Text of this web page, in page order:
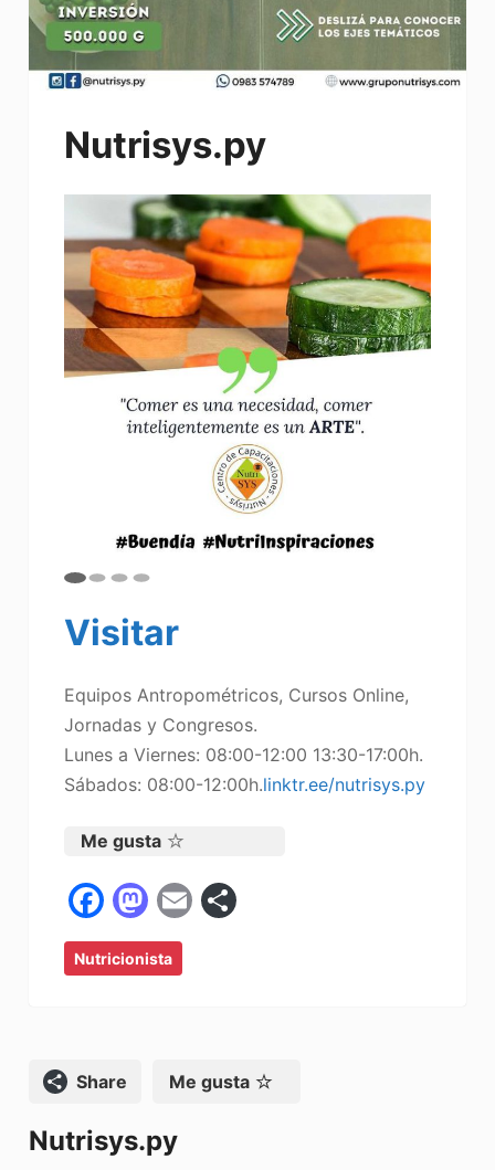
Nutrisys.py
Visitar
Equipos Antropométricos, Cursos Online,
Jornadas y Congresos.
Lunes a Viernes: 08:00-12:00 13:30-17:00h.
Sábados: 08:00-12:00h.linktr.ee/nutrisys.py
Me gusta
F
a
c
o
k
M
a
st
E
tir
Nutricionista
Compartir Me gusta
Nutrisys.py